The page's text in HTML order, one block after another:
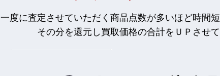
一度に査定させていただく商品点数が多いほど時間
その分を還元し買取価格の合計をＵＰさせ